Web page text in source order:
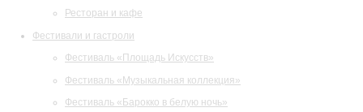
Ресторан и кафе
Фестивали и гастроли
Фестиваль «Площадь Искусств»
Фестиваль «Музыкальная коллекция»
Фестиваль «Барокко в белую ночь»